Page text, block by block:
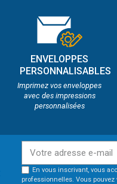
ENVELOPPES
PERSONNALISABLES
Imprimez vos enveloppes
avec des impressions
personnalisées
En vous inscrivant, vous
professionnelles. Vous